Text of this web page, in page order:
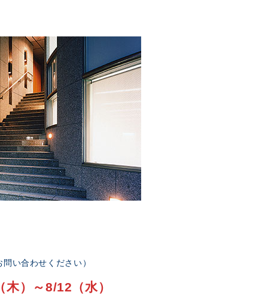
い合わせください）
）～8/12（水）